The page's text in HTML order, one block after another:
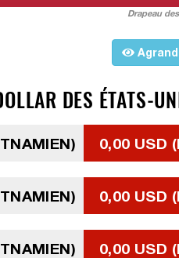
Drapeau
DES ÉTATS-
0,00 USD
0,00 USD
0,00 USD